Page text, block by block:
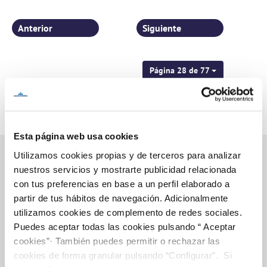
Esta página web usa cookies
Utilizamos cookies propias y de terceros para analizar
nuestros servicios y mostrarte publicidad relacionada
con tus preferencias en base a un perfil elaborado a
partir de tus hábitos de navegación. Adicionalmente
utilizamos cookies de complemento de redes sociales.
Puedes aceptar todas las cookies pulsando “ Aceptar
cookies”· También puedes permitir o rechazar las
cookies de forma granular pulsando “Configurar”. Si
Página 28 de 77
Anterior Siguiente
Inicio
Gestiones Online